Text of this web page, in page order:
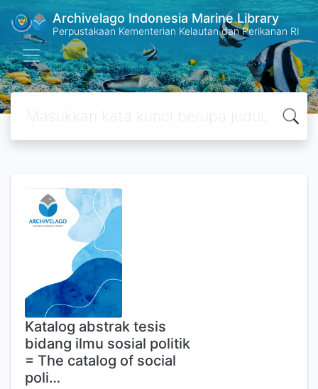
Archivelago Indonesia Marine Library
Perpustakaan Kementerian Kelautan dan Perikanan RI
Katalog abstrak tesis
bidang ilmu sosial politik
= The catalog of social
poli…